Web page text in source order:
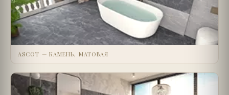
ASCOT — КАМЕНЬ, МАТОВАЯ